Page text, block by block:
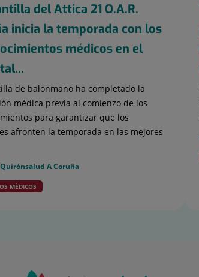
del Attica 21 O.A.R.
inicia la temporada con los
médicos en el
de balonmano ha completado la
médica previa al comienzo de los
para garantizar que los
afronten la temporada en las mejores
A Coruña
MÉDICOS